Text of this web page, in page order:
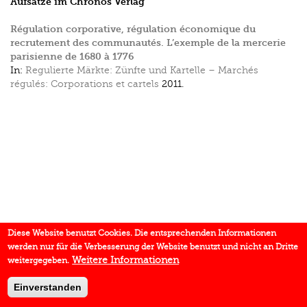
Régulation corporative, régulation économique du
recrutement des communautés. L’exemple de la mercerie
parisienne de 1680 à 1776
In: Regulierte Märkte: Zünfte und Kartelle – Marchés
régulés: Corporations et cartels 2011.
Diese Website benutzt Cookies. Die entsprechenden Informationen
werden nur für die Verbesserung der Website benutzt und nicht an Dritte
weitergegeben. Weitere Informationen
Einverstanden